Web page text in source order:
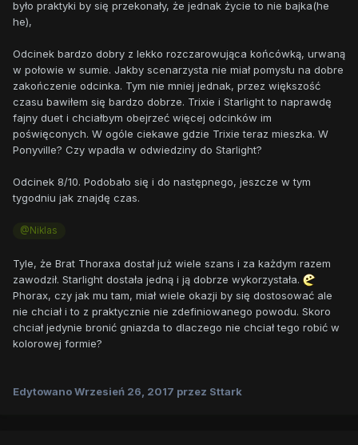
było praktyki by się przekonały, że jednak życie to nie bajka(he
he),
Odcinek bardzo dobry z lekko rozczarowująca końcówką, urwaną
w połowie w sumie. Jakby scenarzysta nie miał pomysłu na dobre
zakończenie odcinka. Tym nie mniej jednak, przez większość
czasu bawiłem się bardzo dobrze. Trixie i Starlight to naprawdę
fajny duet i chciałbym obejrzeć więcej odcinków im
poświęconych. W ogóle ciekawe gdzie Trixie teraz mieszka. W
Ponyville? Czy wpadła w odwiedziny do Starlight?
Odcinek 8/10. Podobało się i do następnego, jeszcze w tym
tygodniu jak znajdę czas.
@Niklas
Tyle, że Brat Thoraxa dostał już wiele szans i za każdym razem
zawodził. Starlight dostała jedną i ją dobrze wykorzystała.
Phorax, czy jak mu tam, miał wiele okazji by się dostosować ale
nie chciał i to z praktycznie nie zdefiniowanego powodu. Skoro
chciał jedynie bronić gniazda to dlaczego nie chciał tego robić w
kolorowej formie?
EdytowanoWrzesień 26, 2017 przez Sttark